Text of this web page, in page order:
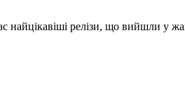
найцікавіші релізи, що вийшли у